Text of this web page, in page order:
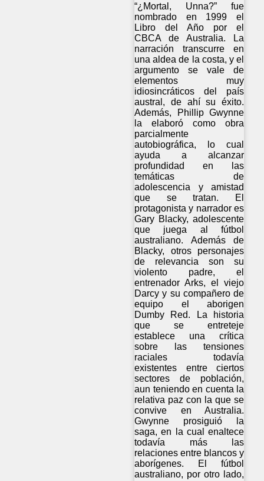
“¿Mortal, Unna?” fue
nombrado en 1999 el
Libro del Año por el
CBCA de Australia. La
narración transcurre en
una aldea de la costa, y el
argumento se vale de
elementos muy
idiosincráticos del país
austral, de ahí su éxito.
Además, Phillip Gwynne
la elaboró como obra
parcialmente
autobiográfica, lo cual
ayuda a alcanzar
profundidad en las
temáticas de
adolescencia y amistad
que se tratan. El
protagonista y narrador es
Gary Blacky, adolescente
que juega al fútbol
australiano. Además de
Blacky, otros personajes
de relevancia son su
violento padre, el
entrenador Arks, el viejo
Darcy y su compañero de
equipo el aborigen
Dumby Red. La historia
que se entreteje
establece una crítica
sobre las tensiones
raciales todavía
existentes entre ciertos
sectores de población,
aun teniendo en cuenta la
relativa paz con la que se
convive en Australia.
Gwynne prosiguió la
saga, en la cual enaltece
todavía más las
relaciones entre blancos y
aborígenes. El fútbol
australiano, por otro lado,